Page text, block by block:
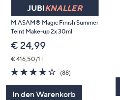
JUBIKNALLER
M.ASAM® Magic Finish Summer
Teint Make-up 2x 30ml
€ 24,99
€ 416,50/1 l
3.8
von
(88)88
In den Warenkorb